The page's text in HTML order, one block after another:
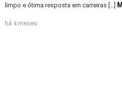
limpo e ótima resposta em carreiras […]
há 4 meses